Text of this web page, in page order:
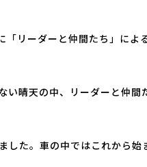
リーダーと仲間たち」によ
い晴天の中、リーダーと仲
した。車の中ではこれから始